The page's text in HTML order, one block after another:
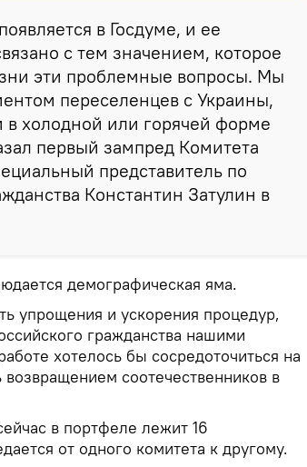
в Госдуме, и ее
с тем значением, которое
эти проблемные вопросы. Мы
переселенцев с Украины,
в холодной или горячей форме
первый зампред Комитета
представитель по
Константин Затулин в
демографическая яма.
упрощения и ускорения процедур,
гражданства нашими
хотелось бы сосредоточиться на
возвращением соотечественников в
в портфеле лежит 16
от одного комитета к другому.